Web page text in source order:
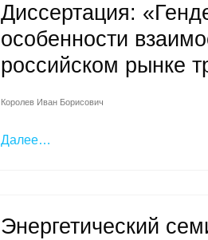
Диссертация:
особенности
российском рынке
Королев Иван Борисович
Далее…
Энергетический